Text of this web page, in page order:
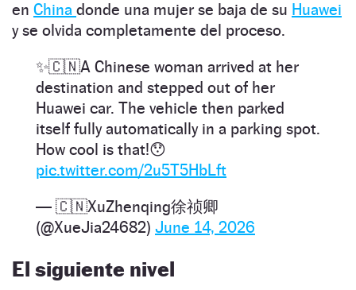
en China donde una mujer se baja de su Huawei
y se olvida completamente del proceso.
✨🇨🇳A Chinese woman arrived at her
destination and stepped out of her
Huawei car. The vehicle then parked
itself fully automatically in a parking spot.
How cool is that!😯
pic.twitter.com/2u5T5HbLft
— 🇨🇳XuZhenqing徐祯卿
(@XueJia24682) June 14, 2026
El siguiente nivel